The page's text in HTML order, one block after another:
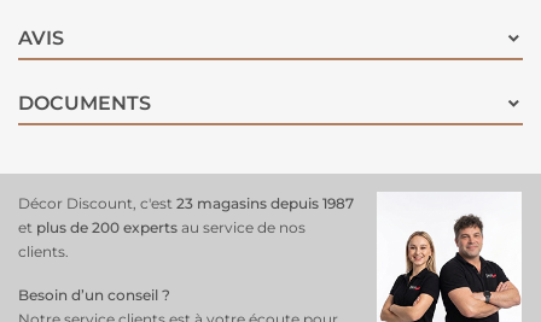
également concentrée en principes actifs, ce qui lui permet une
granderésistance aux moisissures, et d'assurer une bonne tenue de
teinte incontournable en décoration et apporte une ambiance
AVIS
DOCUMENTS
Décor Discount, c'est 23 magasins depuis 1987
et plus de 200 experts au service de nos
clients.
Besoin d’un conseil ?